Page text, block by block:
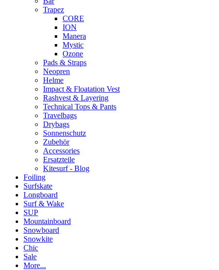
Trapez
CORE
ION
Manera
Mystic
Ozone
Pads & Straps
Neopren
Helme
Impact & Floatation Vest
Rashvest & Layering
Technical Tops & Pants
Travelbags
Drybags
Sonnenschutz
Zubehör
Accessories
Ersatzteile
Kitesurf - Blog
Foiling
Surfskate
Longboard
Surf & Wake
SUP
Mountainboard
Snowboard
Snowkite
Chic
Sale
More...